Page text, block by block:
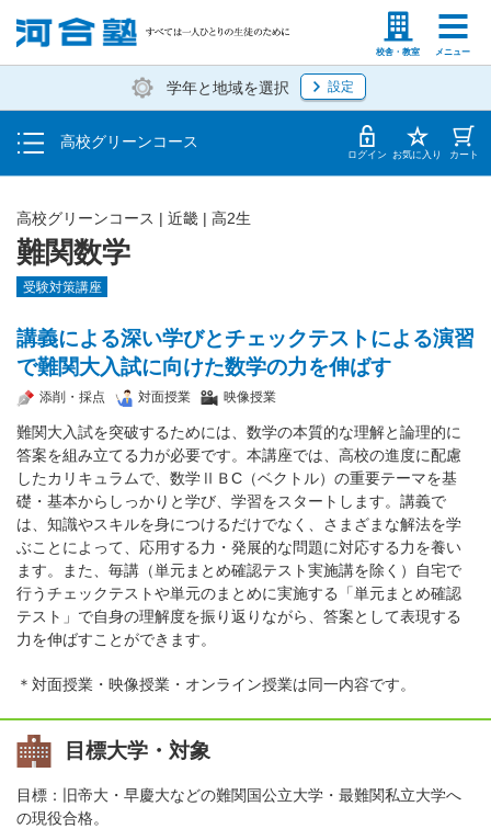
校舎・教室 メニュー
塾生の方 高等学校の先生
学年と地域を選択 設定
高校グリーンコース
学費の仕組み・支払方法
受講開始までの流れ
校舎・教室一覧 ログイン お気に入り カート
高校グリーンコース | 近畿 | 高2生
難関数学
受験対策講座
講義による深い学びとチェックテストによる演習
で難関大入試に向けた数学の力を伸ばす
添削・採点 対面授業 映像授業
難関大入試を突破するためには、数学の本質的な理解と論理的に
答案を組み立てる力が必要です。本講座では、高校の進度に配慮
したカリキュラムで、数学ⅡＢC（ベクトル）の重要テーマを基
礎・基本からしっかりと学び、学習をスタートします。講義で
は、知識やスキルを身につけるだけでなく、さまざまな解法を学
ぶことによって、応用する力・発展的な問題に対応する力を養い
ます。また、毎講（単元まとめ確認テスト実施講を除く）自宅で
行うチェックテストや単元のまとめに実施する「単元まとめ確認
テスト」で自身の理解度を振り返りながら、答案として表現する
力を伸ばすことができます。
＊対面授業・映像授業・オンライン授業は同一内容です。
目標大学・対象
目標：旧帝大・早慶大などの難関国公立大学・最難関私立大学へ
の現役合格。